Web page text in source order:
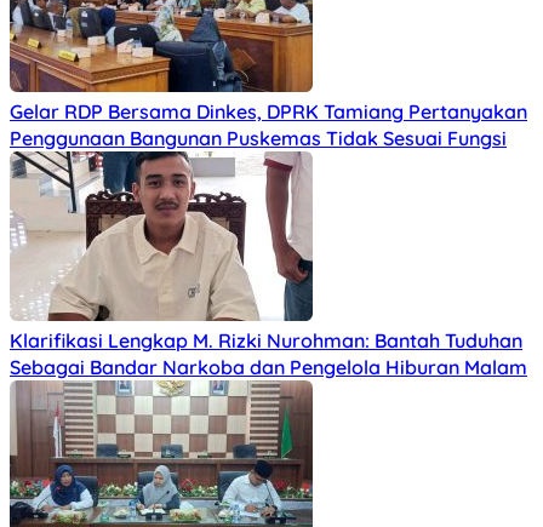
Gelar RDP Bersama Dinkes, DPRK Tamiang Pertanyakan
Penggunaan Bangunan Puskemas Tidak Sesuai Fungsi
Klarifikasi Lengkap M. Rizki Nurohman: Bantah Tuduhan
Sebagai Bandar Narkoba dan Pengelola Hiburan Malam